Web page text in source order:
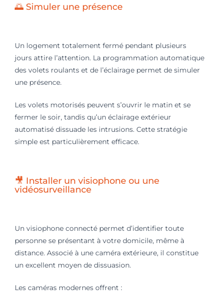
🌅 Simuler une présence
Un logement totalement fermé pendant plusieurs
jours attire l’attention. La programmation automatique
des volets roulants et de l’éclairage permet de simuler
une présence.
Les volets motorisés peuvent s’ouvrir le matin et se
fermer le soir, tandis qu’un éclairage extérieur
automatisé dissuade les intrusions. Cette stratégie
simple est particulièrement efficace.
🎥 Installer un visiophone ou une
vidéosurveillance
Un visiophone connecté permet d’identifier toute
personne se présentant à votre domicile, même à
distance. Associé à une caméra extérieure, il constitue
un excellent moyen de dissuasion.
Les caméras modernes offrent :